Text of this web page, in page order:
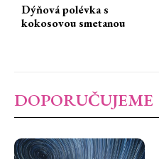
Dýňová polévka s
kokosovou smetanou
DOPORUČUJEME